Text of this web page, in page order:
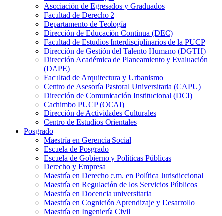
Asociación de Egresados y Graduados
Facultad de Derecho 2
Departamento de Teología
Dirección de Educación Continua (DEC)
Facultad de Estudios Interdisciplinarios de la PUCP
Dirección de Gestión del Talento Humano (DGTH)
Dirección Académica de Planeamiento y Evaluación
(DAPE)
Facultad de Arquitectura y Urbanismo
Centro de Asesoría Pastoral Universitaria (CAPU)
Dirección de Comunicación Institucional (DCI)
Cachimbo PUCP (OCAI)
Dirección de Actividades Culturales
Centro de Estudios Orientales
Posgrado
Maestría en Gerencia Social
Escuela de Posgrado
Escuela de Gobierno y Políticas Públicas
Derecho y Empresa
Maestría en Derecho c.m. en Política Jurisdiccional
Maestría en Regulación de los Servicios Públicos
Maestría en Docencia universitaria
Maestría en Cognición Aprendizaje y Desarrollo
Maestría en Ingeniería Civil